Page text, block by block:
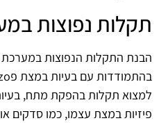
תקלות נפוצות
הבנת התקלות הנפוצות
למצוא תקלות בהפקת מתח, בעיות
פיזיות במצת עצמו, כמו סדקים